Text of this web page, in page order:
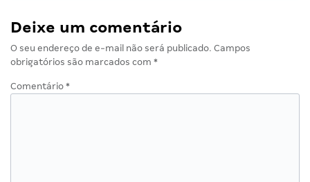
Deixe um comentário
O seu endereço de e-mail não será publicado. Campos
obrigatórios são marcados com *
Comentário *